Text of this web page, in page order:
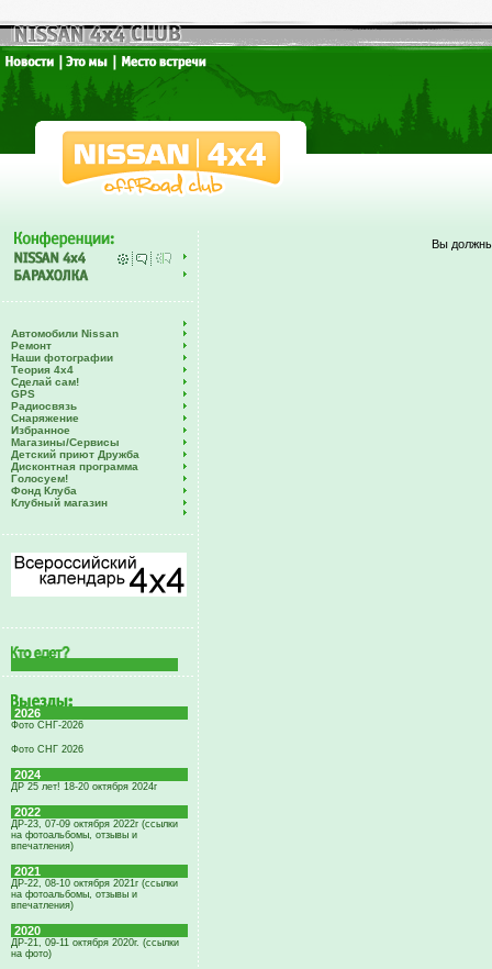
Автомобили Nissan
Ремонт
Наши фотографии
Теория 4х4
Сделай сам!
GPS
Радиосвязь
Снаряжение
Избранное
Магазины/Сервисы
Детский приют Дружба
Дисконтная программа
Голосуем!
Фонд Клуба
Клубный магазин
2026
Фото СНГ-2026
Фото СНГ 2026
2024
ДР 25 лет! 18-20 октября 2024г
2022
ДР-23, 07-09 октября 2022г (ссылки
на фотоальбомы, отзывы и
впечатления)
2021
ДР-22, 08-10 октября 2021г (ссылки
на фотоальбомы, отзывы и
впечатления)
2020
ДР-21, 09-11 октября 2020г. (ссылки
на фото)
Вы